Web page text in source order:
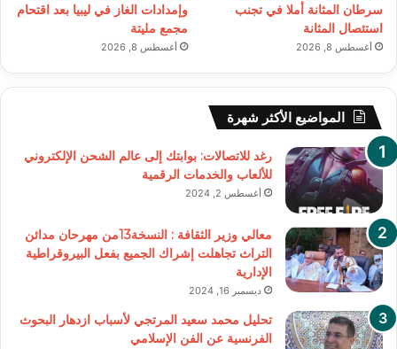
سرطان المثانة أملا في تجنب
استئصال المثانة
أغسطس 8, 2026
وإمدادات الغاز في ليبيا بعد اقتحام
مجمع مليتة
أغسطس 8, 2026
المواضيع الأكثر شهرة
رغد للاتصالات: بوابتك إلى عالم الشحن الإلكتروني
للألعاب والخدمات الرقمية
أغسطس 2, 2024
معالي وزير الثقافة : النسخة13من مهرحان مدائن
التراث تجاهلت إشراك الجميع بفعل البيروقراطية
الإدارية
ديسمبر 16, 2024
تحليل محمد سعيد المرتجي لأسباب ازدهار البحوث
الفرنسية عن الفن الإسلامي